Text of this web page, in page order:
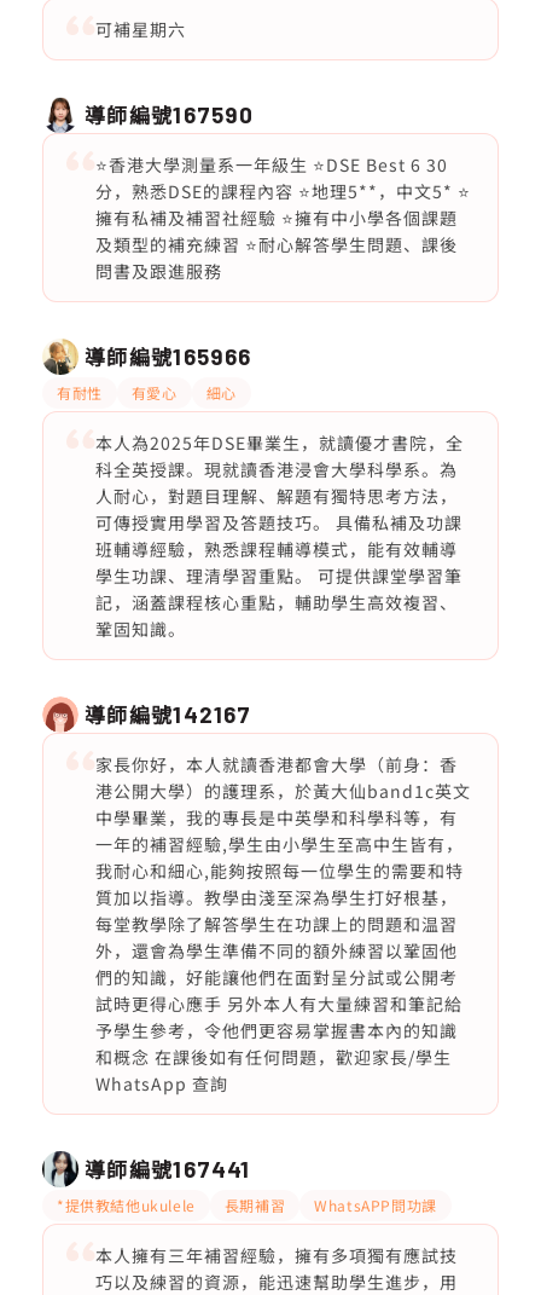
可補星期六
導師編號167590
⭐️香港大學測量系一年級生 ⭐️DSE Best 6 30
分，熟悉DSE的課程內容 ⭐️地理5**，中文5* ⭐️
擁有私補及補習社經驗 ⭐️擁有中小學各個課題
及類型的補充練習 ⭐️耐心解答學生問題、課後
問書及跟進服務
導師編號165966
有耐性 有愛心 細心
本人為2025年DSE畢業生，就讀優才書院，全
科全英授課。現就讀香港浸會大學科學系。為
人耐心，對題目理解、解題有獨特思考方法，
可傳授實用學習及答題技巧。 具備私補及功課
班輔導經驗，熟悉課程輔導模式，能有效輔導
學生功課、理清學習重點。 可提供課堂學習筆
記，涵蓋課程核心重點，輔助學生高效複習、
鞏固知識。
導師編號142167
家長你好，本人就讀香港都會大學（前身：香
港公開大學）的護理系，於黃大仙band1c英文
中學畢業，我的專長是中英學和科學科等，有
一年的補習經驗,學生由小學生至高中生皆有，
我耐心和細心,能夠按照每一位學生的需要和特
質加以指導。教學由淺至深為學生打好根基，
每堂教學除了解答學生在功課上的問題和温習
外，還會為學生準備不同的額外練習以鞏固他
們的知識，好能讓他們在面對呈分試或公開考
試時更得心應手 另外本人有大量練習和筆記給
予學生參考，令他們更容易掌握書本內的知識
和概念 在課後如有任何問題，歡迎家長/學生
WhatsApp 查詢
導師編號167441
*提供教結他ukulele 長期補習 WhatsAPP問功課
本人擁有三年補習經驗，擁有多項獨有應試技
巧以及練習的資源，能迅速幫助學生進步，用